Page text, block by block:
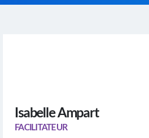
Isabelle Ampart
FACILITATEUR